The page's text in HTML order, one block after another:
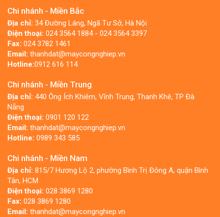
Chi nhánh - Miền Bắc
Địa chỉ: 34 Đường Láng, Ngã Tư Sở, Hà Nội
Điện thoại: 024 3564 1884 - 024 3564 3397
Fax: 024 3782 1461
Email: thanhdat@maycongnghiep.vn
Hotline:0912 616 114
Chi nhánh - Miền Trung
Địa chỉ: 440 Ông Ích Khiêm, Vĩnh Trung, Thanh Khê, TP Đà
Nẵng
Điện thoại: 0901 120 122
Email: thanhdat@maycongnghiep.vn
Hotline: 0989 343 585
Chi nhánh - Miền Nam
Địa chỉ: 815/7 Hương Lộ 2, phường Bình Trị Đông A, quận Bình
Tân, HCM
Điện thoại: 028 3869 1280
Fax: 028 3869 1280
Email: thanhdat@maycongnghiep.vn